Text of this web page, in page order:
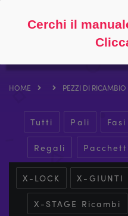
HOME PEZZI DI RICAMBIO
Tutti Pali Fasi
Regali
X-LOCK X-GIUNTI
X-STAGE Ricambi
Cerchi il